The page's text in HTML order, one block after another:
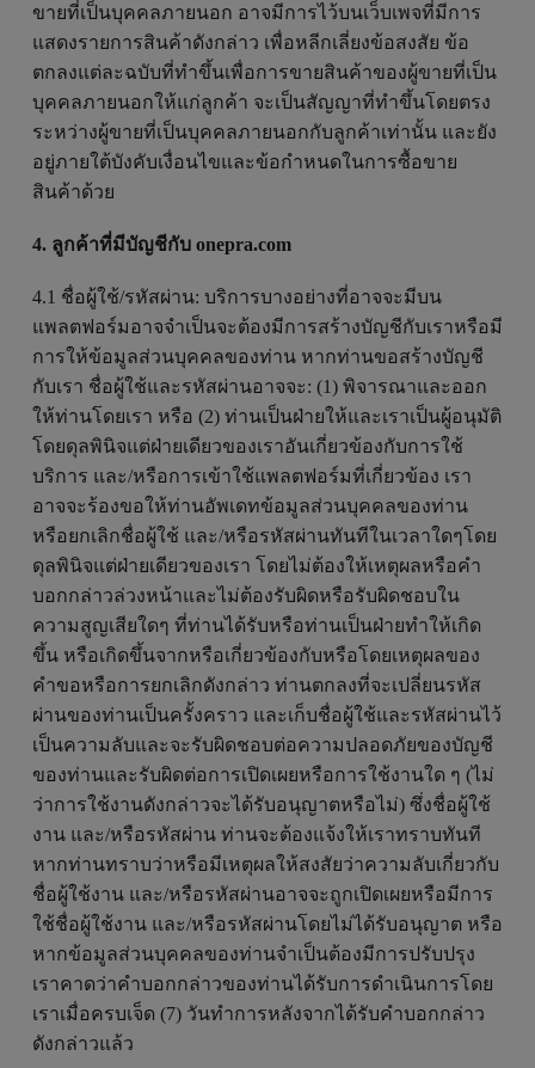
ขายที่เป็นบุคคลภายนอก อาจมีการไว้บนเว็บเพจที่มีการ
แสดงรายการสินค้าดังกล่าว เพื่อหลีกเลี่ยงข้อสงสัย ข้อ
ตกลงแต่ละฉบับที่ทำขึ้นเพื่อการขายสินค้าของผู้ขายที่เป็น
บุคคลภายนอกให้แก่ลูกค้า จะเป็นสัญญาที่ทำขึ้นโดยตรง
ระหว่างผู้ขายที่เป็นบุคคลภายนอกกับลูกค้าเท่านั้น และยัง
อยู่ภายใต้บังคับเงื่อนไขและข้อกำหนดในการซื้อขาย
สินค้าด้วย
4. ลูกค้าที่มีบัญชีกับ onepra.com
4.1 ชื่อผู้ใช้/รหัสผ่าน: บริการบางอย่างที่อาจจะมีบน
แพลตฟอร์มอาจจำเป็นจะต้องมีการสร้างบัญชีกับเราหรือมี
การให้ข้อมูลส่วนบุคคลของท่าน หากท่านขอสร้างบัญชี
กับเรา ชื่อผู้ใช้และรหัสผ่านอาจจะ: (1) พิจารณาและออก
ให้ท่านโดยเรา หรือ (2) ท่านเป็นฝ่ายให้และเราเป็นผู้อนุมัติ
โดยดุลพินิจแต่ฝ่ายเดียวของเราอันเกี่ยวข้องกับการใช้
บริการ และ/หรือการเข้าใช้แพลตฟอร์มที่เกี่ยวข้อง เรา
อาจจะร้องขอให้ท่านอัพเดทข้อมูลส่วนบุคคลของท่าน
หรือยกเลิกชื่อผู้ใช้ และ/หรือรหัสผ่านทันทีในเวลาใดๆโดย
ดุลพินิจแต่ฝ่ายเดียวของเรา โดยไม่ต้องให้เหตุผลหรือคำ
บอกกล่าวล่วงหน้าและไม่ต้องรับผิดหรือรับผิดชอบใน
ความสูญเสียใดๆ ที่ท่านได้รับหรือท่านเป็นฝ่ายทำให้เกิด
ขึ้น หรือเกิดขึ้นจากหรือเกี่ยวข้องกับหรือโดยเหตุผลของ
คำขอหรือการยกเลิกดังกล่าว ท่านตกลงที่จะเปลี่ยนรหัส
ผ่านของท่านเป็นครั้งคราว และเก็บชื่อผู้ใช้และรหัสผ่านไว้
เป็นความลับและจะรับผิดชอบต่อความปลอดภัยของบัญชี
ของท่านและรับผิดต่อการเปิดเผยหรือการใช้งานใด ๆ (ไม่
ว่าการใช้งานดังกล่าวจะได้รับอนุญาตหรือไม่) ซึ่งชื่อผู้ใช้
งาน และ/หรือรหัสผ่าน ท่านจะต้องแจ้งให้เราทราบทันที
หากท่านทราบว่าหรือมีเหตุผลให้สงสัยว่าความลับเกี่ยวกับ
ชื่อผู้ใช้งาน และ/หรือรหัสผ่านอาจจะถูกเปิดเผยหรือมีการ
ใช้ชื่อผู้ใช้งาน และ/หรือรหัสผ่านโดยไม่ได้รับอนุญาต หรือ
หากข้อมูลส่วนบุคคลของท่านจำเป็นต้องมีการปรับปรุง
เราคาดว่าคำบอกกล่าวของท่านได้รับการดำเนินการโดย
เราเมื่อครบเจ็ด (7) วันทำการหลังจากได้รับคำบอกกล่าว
ดังกล่าวแล้ว